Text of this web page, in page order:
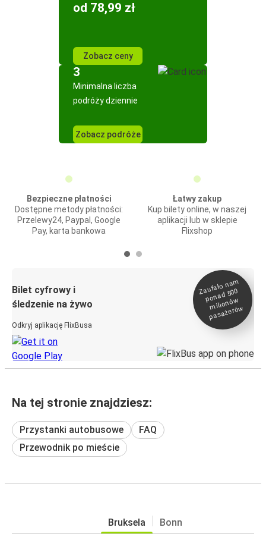
od 78,99 zł
Zobacz ceny
3
Minimalna liczba
podróży dziennie
Zobacz podróże
Bezpieczne płatności
Dostępne metody płatności:
Przelewy24, Paypal, Google
Pay, karta bankowa
Łatwy zakup
Kup bilety online, w naszej
aplikacji lub w sklepie
Flixshop
Bilet cyfrowy i
śledzenie na żywo
Odkryj aplikację FlixBusa
Zaufało na
m
ponad 500
milionó
w
pasażeró
w
Na tej stronie znajdziesz:
Przystanki autobusowe
FAQ
Przewodnik po mieście
Bruksela Bonn